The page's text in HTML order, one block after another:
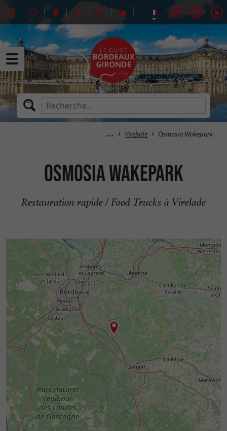
Virelade Osmosia Wakepark
Osmosia Wakepark
Restauration rapide / Food Trucks à Virelade